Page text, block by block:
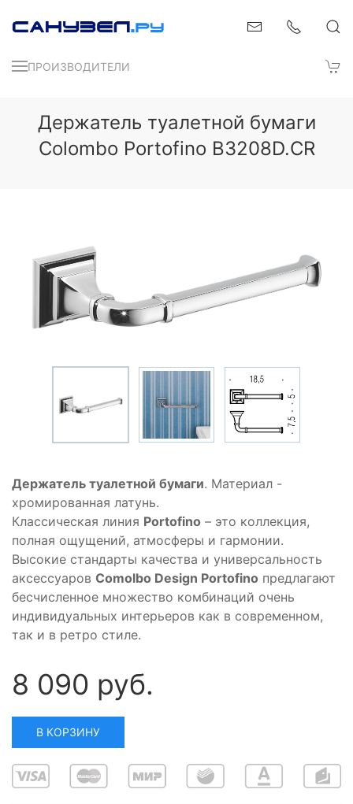
ПРОИЗВОДИТЕЛИ
Держатель туалетной бумаги
Colombo Portofino B3208D.CR
Держатель туалетной бумаги. Материал -
хромированная латунь.
Классическая линия Portofino – это коллекция,
полная ощущений, атмосферы и гармонии.
Высокие стандарты качества и универсальность
аксессуаров Comolbo Design Portofino предлагают
бесчисленное множество комбинаций очень
индивидуальных интерьеров как в современном,
так и в ретро стиле.
8 090 руб.
В КОРЗИНУ